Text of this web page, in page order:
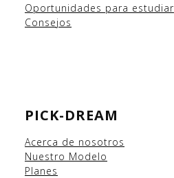
Oportunidades para estudiar
Consejos
PICK-DREAM
Acerca de nosotros
Nuestro Modelo
Planes